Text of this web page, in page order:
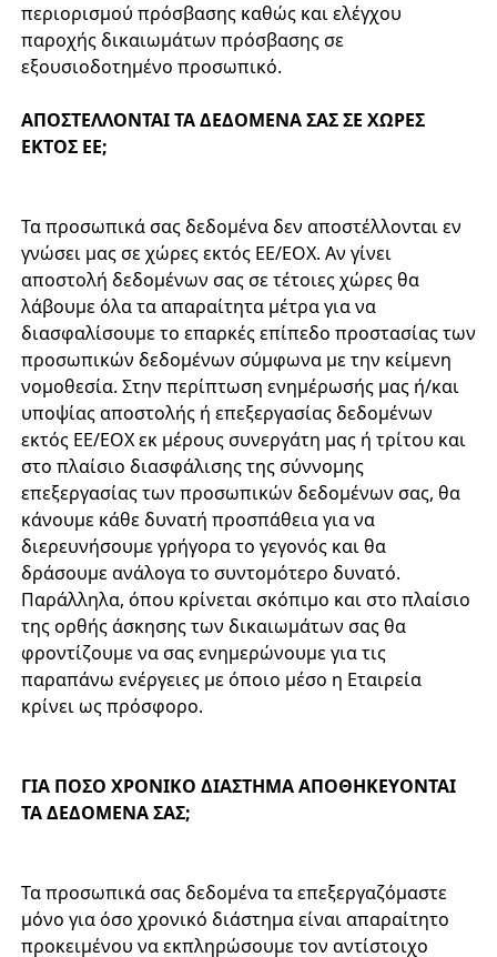
περιορισμού πρόσβασης καθώς και ελέγχου
παροχής δικαιωμάτων πρόσβασης σε
εξουσιοδοτημένο προσωπικό.
ΑΠΟΣΤΕΛΛΟΝΤΑΙ ΤΑ ΔΕΔΟΜΕΝΑ ΣΑΣ ΣΕ ΧΩΡΕΣ
ΕΚΤΟΣ ΕΕ;
Τα προσωπικά σας δεδομένα δεν αποστέλλονται εν
γνώσει μας σε χώρες εκτός ΕΕ/ΕΟΧ. Αν γίνει
αποστολή δεδομένων σας σε τέτοιες χώρες θα
λάβουμε όλα τα απαραίτητα μέτρα για να
διασφαλίσουμε το επαρκές επίπεδο προστασίας των
προσωπικών δεδομένων σύμφωνα με την κείμενη
νομοθεσία. Στην περίπτωση ενημέρωσής μας ή/και
υποψίας αποστολής ή επεξεργασίας δεδομένων
εκτός ΕΕ/ΕΟΧ εκ μέρους συνεργάτη μας ή τρίτου και
στο πλαίσιο διασφάλισης της σύννομης
επεξεργασίας των προσωπικών δεδομένων σας, θα
κάνουμε κάθε δυνατή προσπάθεια για να
διερευνήσουμε γρήγορα το γεγονός και θα
δράσουμε ανάλογα το συντομότερο δυνατό.
Παράλληλα, όπου κρίνεται σκόπιμο και στο πλαίσιο
της ορθής άσκησης των δικαιωμάτων σας θα
φροντίζουμε να σας ενημερώνουμε για τις
παραπάνω ενέργειες με όποιο μέσο η Εταιρεία
κρίνει ως πρόσφορο.
ΓΙΑ ΠΟΣΟ ΧΡΟΝΙΚΟ ΔΙΑΣΤΗΜΑ ΑΠΟΘΗΚΕΥΟΝΤΑΙ
ΤΑ ΔΕΔΟΜΕΝΑ ΣΑΣ;
Τα προσωπικά σας δεδομένα τα επεξεργαζόμαστε
μόνο για όσο χρονικό διάστημα είναι απαραίτητο
προκειμένου να εκπληρώσουμε τον αντίστοιχο